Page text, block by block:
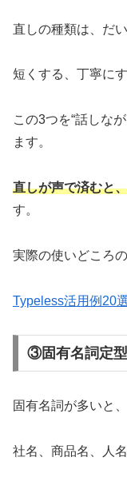
直しの種類は、だ
短くする、丁寧に
この3つを“話しな
ます。
直しが声で済むと
す。
実際の使いどころ
Typeless活用例20
③固有名詞定
固有名詞が多いと
社名、商品名、人名